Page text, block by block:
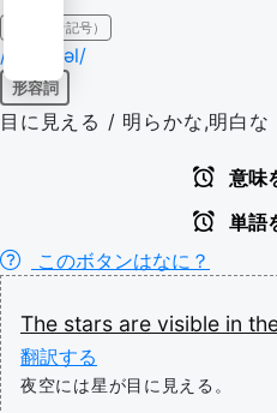
IPA（発音記号）
/'vɪzəbəl/
形容詞
目に見える / 明らかな,明白な
意味
単語
このボタンはなに？
The stars are visible in
翻訳する
夜空には星が目に見える。